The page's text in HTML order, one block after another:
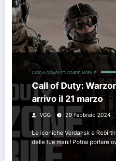
GIOCHI COMPLETI GRATIS MOBILE
Call of Duty:
arrivo il 21 marzo
VGG 29 Febbraio 2024
Le iconiche Verdansk e
delle tue mani! Potrai portare